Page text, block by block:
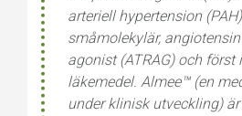
arteriell hypertension
småmolekylär,
agonist (ATRAG) och först
läkemedel. Almee™ (en
under klinisk utveckling)